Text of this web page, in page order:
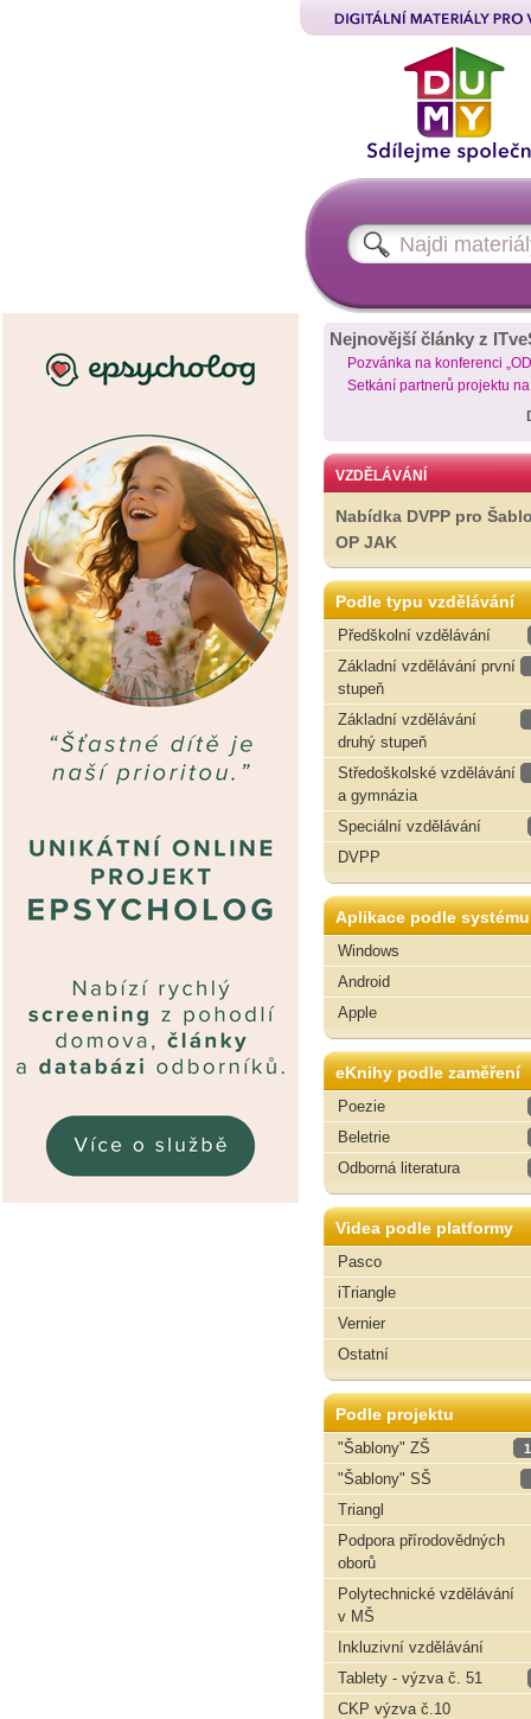
Nejnovější články z
Pozvánka na konferenci
Setkání partnerů projektu
VZDĚLÁVÁNÍ
Nabídka DVPP pro
OP JAK
Podle typu vzdělávání
Předškolní vzdělávání
Základní vzdělávání první
stupeň
Základní vzdělávání
druhý stupeň
Středoškolské vzdělávání
a gymnázia
Speciální vzdělávání
DVPP
Aplikace podle systému
Windows
Android
Apple
eKnihy podle zaměření
Poezie
Beletrie
Odborná literatura
Videa podle platformy
Pasco
iTriangle
Vernier
Ostatní
Podle projektu
"Šablony" ZŠ
"Šablony" SŠ
Triangl
Podpora přírodovědných
oborů
Polytechnické vzdělávání
v MŠ
Inkluzivní vzdělávání
Tablety - výzva č. 51
CKP výzva č.10